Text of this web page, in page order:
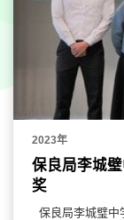
2023年
保良局李城
奖
保良局李城璧中